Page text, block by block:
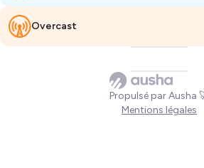
plateforme devenue incontournable
et les créateurs de contenu.
Dans cet épisode, Anna revient sur certains
Overcast
Propulsé par Ausha
Mentions légales